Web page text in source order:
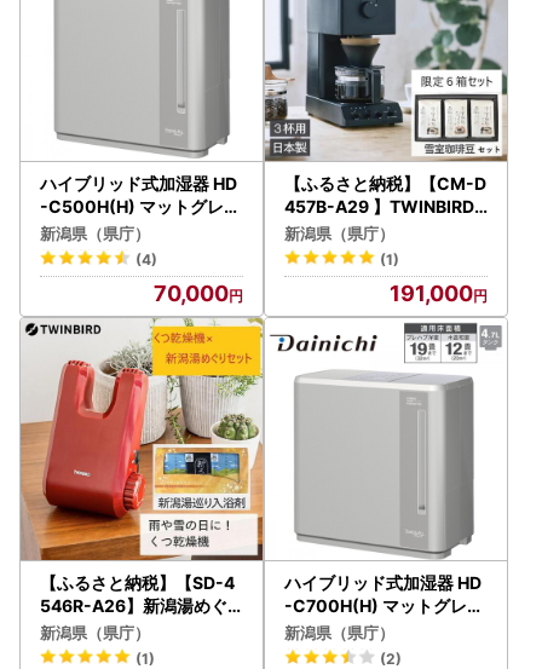
ハイブリッド式加湿器 HD
-C500H(H) マットグレー
0H57930
新潟県（県庁）
(4)
70,000
【ふるさと納税】【CM-D
457B-A29 】TWINBIRD
全自動コーヒーメーカー３
杯用×雪室珈琲オリジナル
セット(６箱) セット キ
ッチン 家電 日本製
新潟県（県庁）
(1)
191,000
【ふるさと納税】【SD-4
546R-A26】新潟湯めぐ
り入浴剤６セット×TWIN
BIRD くつ乾燥機セット
新潟県（県庁）
(1)
ハイブリッド式加湿器 HD
-C700H(H) マットグレー
0H58030
新潟県（県庁）
(2)